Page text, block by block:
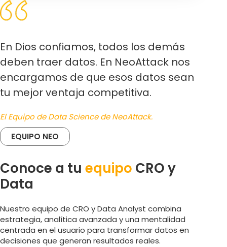
En Dios confiamos, todos los demás
deben traer datos. En NeoAttack nos
encargamos de que esos datos sean
tu mejor ventaja competitiva.
El Equipo de Data Science de NeoAttack.
EQUIPO NEO
Conoce a tu equipo CRO y
Data
Nuestro equipo de CRO y Data Analyst combina
estrategia, analítica avanzada y una mentalidad
centrada en el usuario para transformar datos en
decisiones que generan resultados reales.